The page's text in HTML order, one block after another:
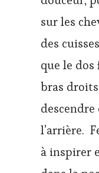
sur les
des
que le dos
bras
l’arrière.
à inspirer